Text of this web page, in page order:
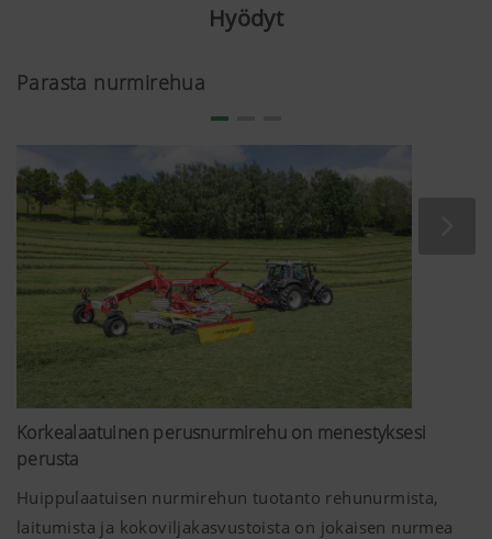
Hyödyt
Parasta nurmirehua
Korkealaatuinen perusnurmirehu on menestyksesi
perusta
Huippulaatuisen nurmirehun tuotanto rehunurmista,
laitumista ja kokoviljakasvustoista on jokaisen nurmea